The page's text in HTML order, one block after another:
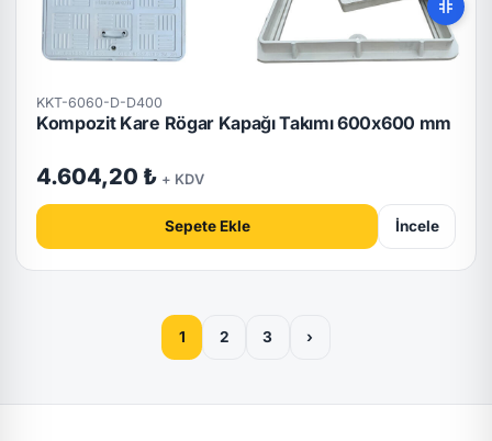
KKT-6060-D-D400
Kompozit Kare Rögar Kapağı Takımı 600x600 mm
4.604,20 ₺ + KDV
Sepete Ekle İncele
1 2 3 ›